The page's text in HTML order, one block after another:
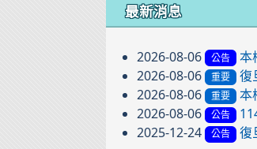
最新消息
2026-08-06 公告
本
2026-08-06 重要
復
2026-08-06 重要
本
2026-08-06 公告
2025-12-24 公告 復